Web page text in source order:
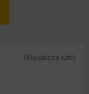
(Visualizza tutti)